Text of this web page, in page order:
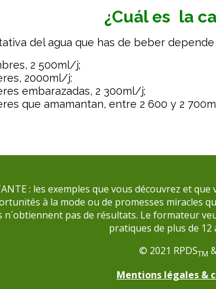
¿Cuál es la
del agua que has de beber
2 500ml/j;
2000ml/j:
embarazadas, 2 300ml/j;
que amamantan, entre 2 600 y 2
: les exemples que vous découvrez et
à la mode ou de promesses miracles
n´obtiennent pas de résultats. Le formateur
pratiques de plus de 12
© 2021 RPDSTM
Mentions légales &